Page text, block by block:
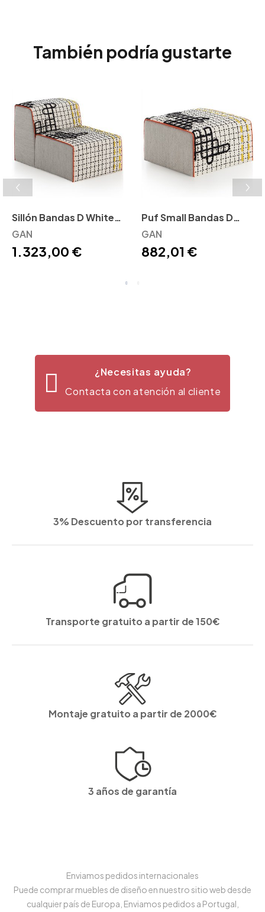
También podría gustarte
Sillón Bandas D White
GAN
GAN
1.323,00 €
Puf Small Bandas D
White GAN
GAN
882,01 €
¿Necesitas ayuda?
Contacta con atención al cliente
3% Descuento por transferencia
Transporte gratuito a partir de 150€
Montaje gratuito a partir de 2000€
3 años de garantía
Enviamos pedidos internacionales
Puede comprar muebles de diseño en nuestro sitio web desde
cualquier país de Europa, Enviamos pedidos a Portugal,